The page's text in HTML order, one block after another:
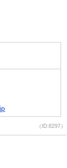
（ID:8297）